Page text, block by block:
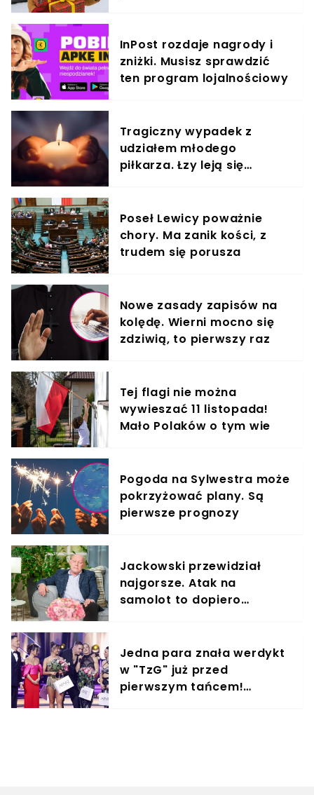
InPost rozdaje nagrody i
zniżki. Musisz sprawdzić
ten program lojalnościowy
Tragiczny wypadek z
udziałem młodego
piłkarza. Łzy leją się
Poseł Lewicy poważnie
chory. Ma zanik kości, z
trudem się porusza
Nowe zasady zapisów na
kolędę. Wierni mocno się
zdziwią, to pierwszy raz
Tej flagi nie można
wywieszać 11 listopada!
Mało Polaków o tym wie
Pogoda na Sylwestra może
pokrzyżować plany. Są
pierwsze prognozy
Jackowski przewidział
najgorsze. Atak na
samolot to dopiero
Jedna para znała werdykt
w "TzG" już przed
pierwszym tańcem!